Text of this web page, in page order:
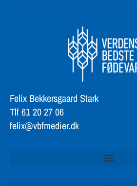
Felix Bekkersgaard Stark
Tlf 61 20 27 06